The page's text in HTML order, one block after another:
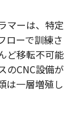
マーは、特定
ローで訓練さ
ど移転不可能
のCNC設備が
は一層増殖し